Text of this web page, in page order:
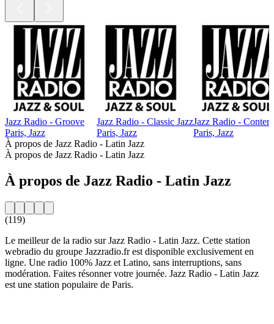
Jazz Radio - Groove
Paris, Jazz
Jazz Radio - Classic Jazz
Paris, Jazz
Jazz Radio -
Paris, Jazz
À propos de Jazz Radio - Latin Jazz
À propos de Jazz Radio - Latin Jazz
À propos de Jazz Radio - Latin Jazz
(119)
Le meilleur de la radio sur Jazz Radio - Latin Jazz. Cette station
webradio du groupe Jazzradio.fr est disponible exclusivement en
ligne. Une radio 100% Jazz et Latino, sans interruptions, sans
modération. Faites résonner votre journée. Jazz Radio - Latin Jazz
est une station populaire de Paris.